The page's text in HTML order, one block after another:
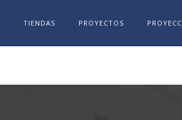
TIENDAS PROYECTOS